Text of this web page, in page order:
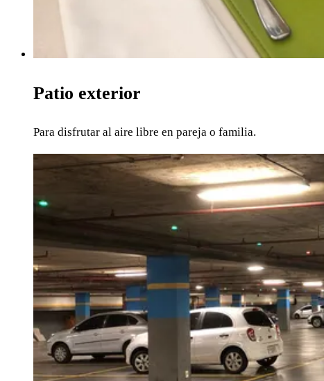
Patio exterior
Para disfrutar al aire libre en pareja o familia.